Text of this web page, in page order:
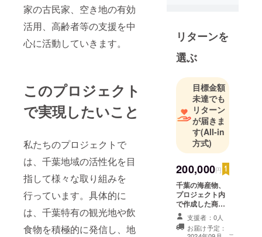
家の古民家、空き地の有効
活用、高齢者等の支援を中
心に活動していきます。
このプロジェクト
で実現したいこと
私たちのプロジェクトで
は、千葉地域の活性化を目
指して様々な取り組みを
行っています。具体的に
は、千葉特有の観光地や飲
食物を積極的に発信し、地
リターンを
選ぶ
目標金額
未達でも
リターン
が届きま
す(All-in
方式)
200,000円
千葉の海産物、
プロジェクト内
で作成した商品
のお届けをさせ
て頂きます。 知
名度の拡大と共
支援者：0人
お届け予定：